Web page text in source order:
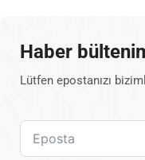
Haber
Lütfen epostanızı